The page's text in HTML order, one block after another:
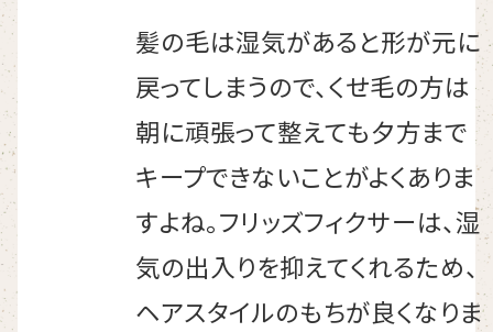
髪の毛は湿気があると形が元に
戻ってしまうので、くせ毛の方は
朝に頑張って整えても夕方まで
キープできないことがよくありま
すよね。フリッズフィクサーは、湿
気の出入りを抑えてくれるため、
ヘアスタイルのもちが良くなりま